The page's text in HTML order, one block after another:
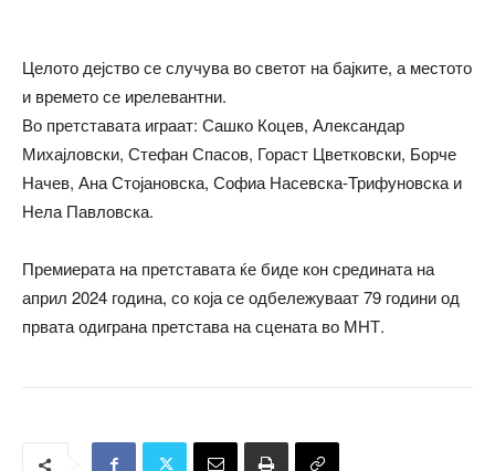
Целото дејство се случува во светот на бајките, а местото
и времето се ирелевантни.
Во претставата играат: Сашко Коцев, Александар
Михајловски, Стефан Спасов, Гораст Цветковски, Борче
Начев, Ана Стојановска, Софиа Насевска-Трифуновска и
Нела Павловска.
Премиерата на претставата ќе биде кон средината на
април 2024 година, со која се одбележуваат 79 години од
првата одиграна претстава на сцената во МНТ.